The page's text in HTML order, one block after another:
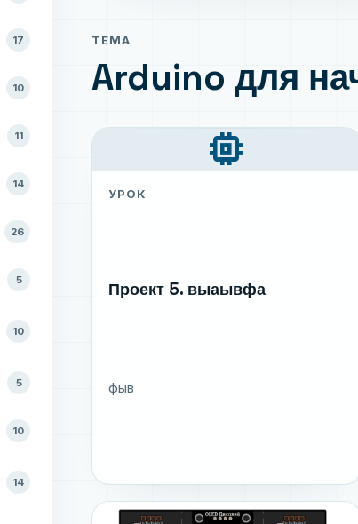
17
10
11
14
26
5
10
5
10
14
ТЕМА
Arduino для
memory
УРОК
Проект 5. выаывфа
фыв